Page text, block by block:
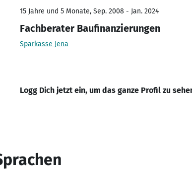
15 Jahre und 5 Monate, Sep. 2008 - Jan. 2024
Fachberater Baufinanzierungen
Sparkasse Jena
Logg Dich jetzt ein, um das ganze Profil zu